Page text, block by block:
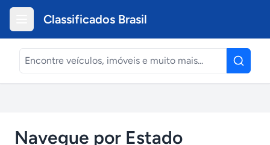
Classificados Brasil
Navegue por Estado